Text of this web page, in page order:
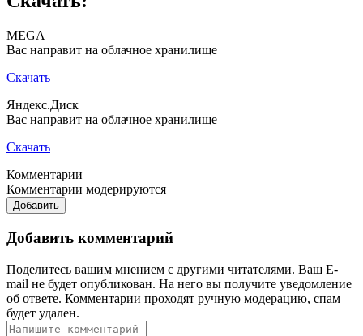
MEGA
Вас направит на облачное хранилище
Скачать
Яндекс.Диск
Вас направит на облачное хранилище
Скачать
Комментарии
Комментарии модерируются
Добавить
Добавить комментарий
Поделитесь вашим мнением с другими читателями. Ваш E-
mail не будет опубликован. На него вы получите уведомление
об ответе. Комментарии проходят ручную модерацию, спам
будет удален.